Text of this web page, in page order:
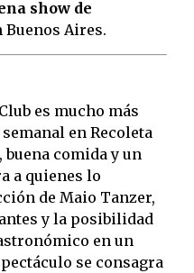
show de
Buenos Aires.
es mucho más
en Recoleta
comida y un
a quienes lo
de Maio Tanzer,
y la posibilidad
en un
se consagra